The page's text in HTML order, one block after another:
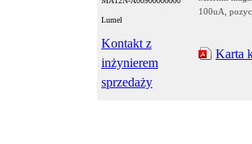
Lumel
Kontakt z
inżynierem
sprzedaży
100uA,
Karta